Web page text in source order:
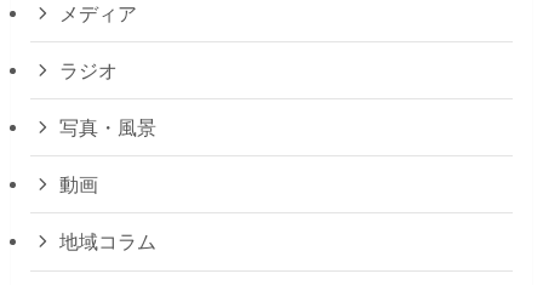
メディア
ラジオ
写真・風景
動画
地域コラム